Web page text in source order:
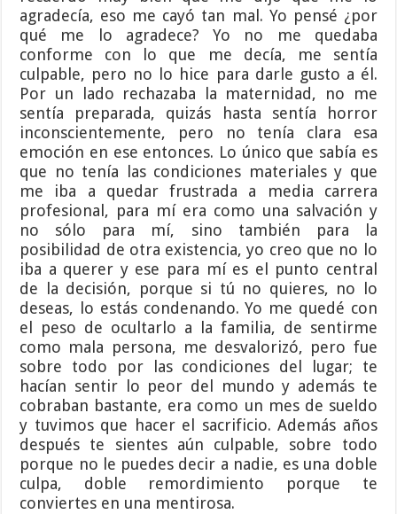
agradecía, eso me cayó tan mal. Yo pensé ¿por
qué me lo agradece? Yo no me quedaba
conforme con lo que me decía, me sentía
culpable, pero no lo hice para darle gusto a él.
Por un lado rechazaba la maternidad, no me
sentía preparada, quizás hasta sentía horror
inconscientemente, pero no tenía clara esa
emoción en ese entonces. Lo único que sabía es
que no tenía las condiciones materiales y que
me iba a quedar frustrada a media carrera
profesional, para mí era como una salvación y
no sólo para mí, sino también para la
posibilidad de otra existencia, yo creo que no lo
iba a querer y ese para mí es el punto central
de la decisión, porque si tú no quieres, no lo
deseas, lo estás condenando. Yo me quedé con
el peso de ocultarlo a la familia, de sentirme
como mala persona, me desvalorizó, pero fue
sobre todo por las condiciones del lugar; te
hacían sentir lo peor del mundo y además te
cobraban bastante, era como un mes de sueldo
y tuvimos que hacer el sacrificio. Además años
después te sientes aún culpable, sobre todo
porque no le puedes decir a nadie, es una doble
culpa, doble remordimiento porque te
conviertes en una mentirosa.